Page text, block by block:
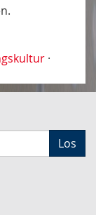
·
Los